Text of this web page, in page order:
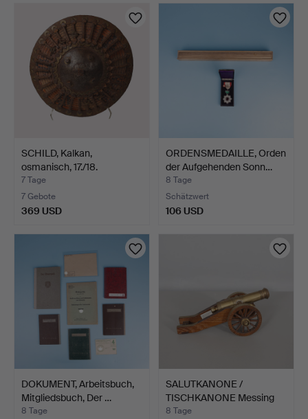
SCHILD, Kalkan,
osmanisch, 17./18.
Jahrhun…
7 Tage
7 Gebote
369 USD
ORDENSMEDAILLE, Orden
der Aufgehenden Sonn…
8 Tage
Schätzwert
106 USD
DOKUMENT, Arbeitsbuch,
Mitgliedsbuch, Der …
8 Tage
SALUTKANONE /
TISCHKANONE Messing
nach Vor…
8 Tage